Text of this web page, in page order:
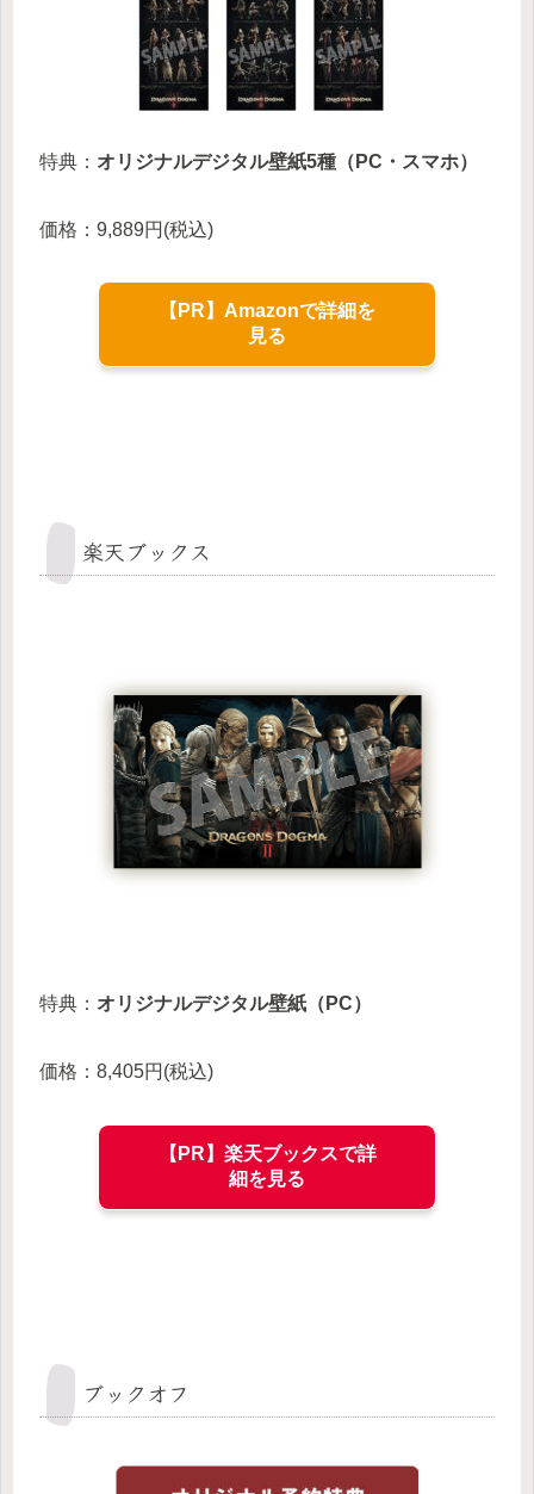
特典： オリジナルデジタル壁紙5種（PC・スマホ）
価格：9,889円(税込)
【PR】Amazonで詳細を
見る
楽天ブックス
特典： オリジナルデジタル壁紙（PC）
価格：8,405円(税込)
【PR】楽天ブックスで詳
細を見る
ブックオフ